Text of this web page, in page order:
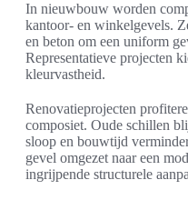
In nieuwbouw worden
kantoor- en winkelgevels.
en beton om een uniform
Representatieve projecten
kleurvastheid.
Renovatieprojecten
composiet. Oude schillen
sloop en bouwtijd
gevel omgezet naar een
ingrijpende structurele